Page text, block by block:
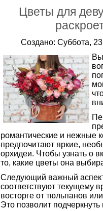
Цветы для
Создано: Суббота,
романтические и нежные
предпочитают яркие,
орхидеи. Чтобы узнать о
то, какие цветы она
Следующий важный
соответствуют текущему
восторге от тюльпанов
Это позволит